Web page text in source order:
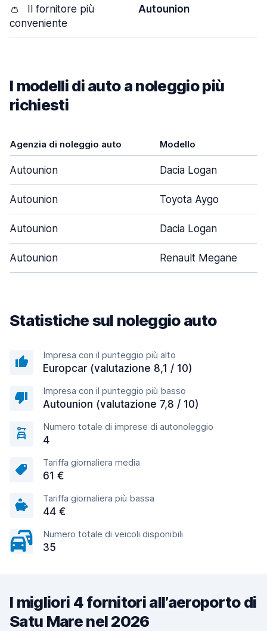
👛
Il fornitore più
conveniente
Autounion
I modelli di auto a noleggio più
richiesti
Agenzia di noleggio auto Modello
Autounion Dacia Logan
Autounion Toyota Aygo
Autounion Dacia Logan
Autounion Renault Megane
Statistiche sul noleggio auto
Impresa con il punteggio più alto
Europcar (valutazione 8,1 / 10)
Impresa con il punteggio più basso
Autounion (valutazione 7,8 / 10)
Numero totale di imprese di autonoleggio
4
Tariffa giornaliera media
61 €
Tariffa giornaliera più bassa
44 €
Numero totale di veicoli disponibili
35
I migliori 4 fornitori all’aeroporto di
Satu Mare nel 2026